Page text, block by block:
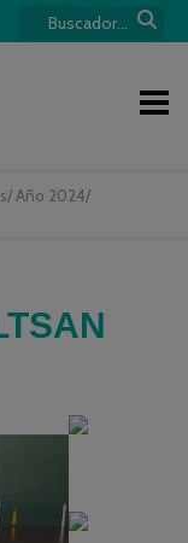
/ Año 2024/